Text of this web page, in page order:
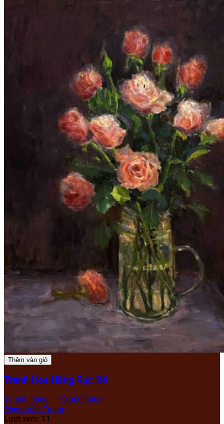
Thêm vào giỏ
Tranh Hoa Hồng Rực Rỡ
11.000.000₫ – 50.000.000₫
Phạm Văn Trọng
Lượt xem: 11